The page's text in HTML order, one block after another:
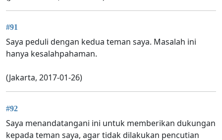
#91
Saya peduli dengan kedua teman saya. Masalah ini
hanya kesalahpahaman.
(Jakarta, 2017-01-26)
#92
Saya menandatangani ini untuk memberikan dukungan
kepada teman saya, agar tidak dilakukan pencutian